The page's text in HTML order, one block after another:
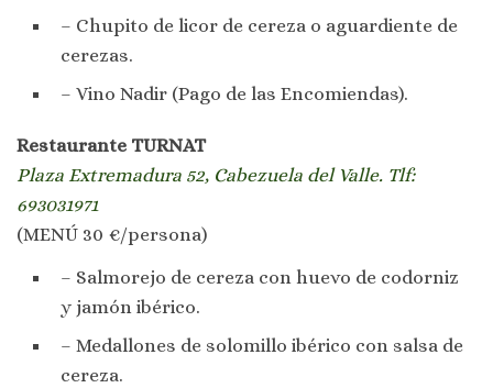
– Chupito de licor de cereza o aguardiente de
cerezas.
– Vino Nadir (Pago de las Encomiendas).
Restaurante TURNAT
Plaza Extremadura 52, Cabezuela del Valle. Tlf:
693031971
(MENÚ 30 €/persona)
– Salmorejo de cereza con huevo de codorniz
y jamón ibérico.
– Medallones de solomillo ibérico con salsa de
cereza.